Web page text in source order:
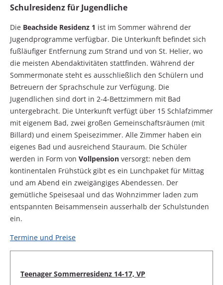
Schulresidenz für Jugendliche
Die Beachside Residenz 1 ist im Sommer während der
Jugendprogramme verfügbar. Die Unterkunft befindet sich
fußläufiger Entfernung zum Strand und von St. Helier, wo
die meisten Abendaktivitäten stattfinden. Während der
Sommermonate steht es ausschließlich den Schülern und
Betreuern der Sprachschule zur Verfügung. Die
Jugendlichen sind dort in 2-4-Bettzimmern mit Bad
untergebracht. Die Unterkunft verfügt über 15 Schlafzimmer
mit eigenem Bad, zwei großen Gemeinschaftsräumen (mit
Billard) und einem Speisezimmer. Alle Zimmer haben ein
eigenes Bad und ausreichend Stauraum. Die Schüler
werden in Form von Vollpension versorgt: neben dem
kontinentalen Frühstück gibt es ein Lunchpaket für Mittag
und am Abend ein zweigängiges Abendessen. Der
gemütliche Speisesaal und das Wohnzimmer laden zum
entspannten Beisammensein ausserhalb der Schulstunden
ein.
Termine und Preise
Teenager Sommerresidenz 14-17, VP